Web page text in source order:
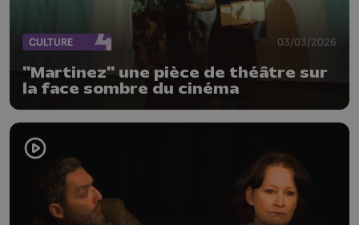
CULTURE 03/03/2026
"Martinez" une pièce de théâtre sur
la face sombre du cinéma